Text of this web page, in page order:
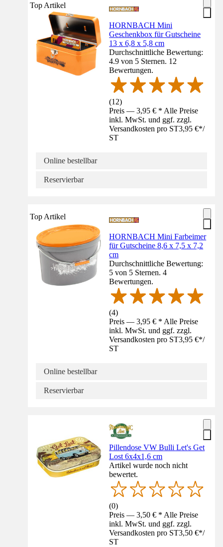
Top Artikel
HORNBACH Mini
Geschenkbox für Gutscheine
13 x 6,8 x 5,8 cm
Durchschnittliche Bewertung:
4.9 von 5 Sternen. 12
Bewertungen.
(12)
Preis — 3,95 € * Alle Preise
inkl. MwSt. und ggf. zzgl.
Versandkosten pro ST3,95 €*/
ST
Online bestellbar
Reservierbar
Top Artikel
HORNBACH Mini Farbeimer
für Gutscheine 8,6 x 7,5 x 7,2
cm
Durchschnittliche Bewertung:
5 von 5 Sternen. 4
Bewertungen.
(4)
Preis — 3,95 € * Alle Preise
inkl. MwSt. und ggf. zzgl.
Versandkosten pro ST3,95 €*/
ST
Online bestellbar
Reservierbar
Pillendose VW Bulli Let's Get
Lost 6x4x1,6 cm
Artikel wurde noch nicht
bewertet.
(0)
Preis — 3,50 € * Alle Preise
inkl. MwSt. und ggf. zzgl.
Versandkosten pro ST3,50 €*/
ST